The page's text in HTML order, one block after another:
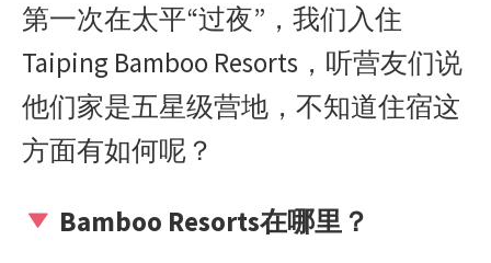
第一次在太平“过夜” ，我们入住
Taiping Bamboo Resorts ，听营友们说
他们家是五星级营地，不知道住宿这
方面有如何呢？
Bamboo Resorts在哪里？